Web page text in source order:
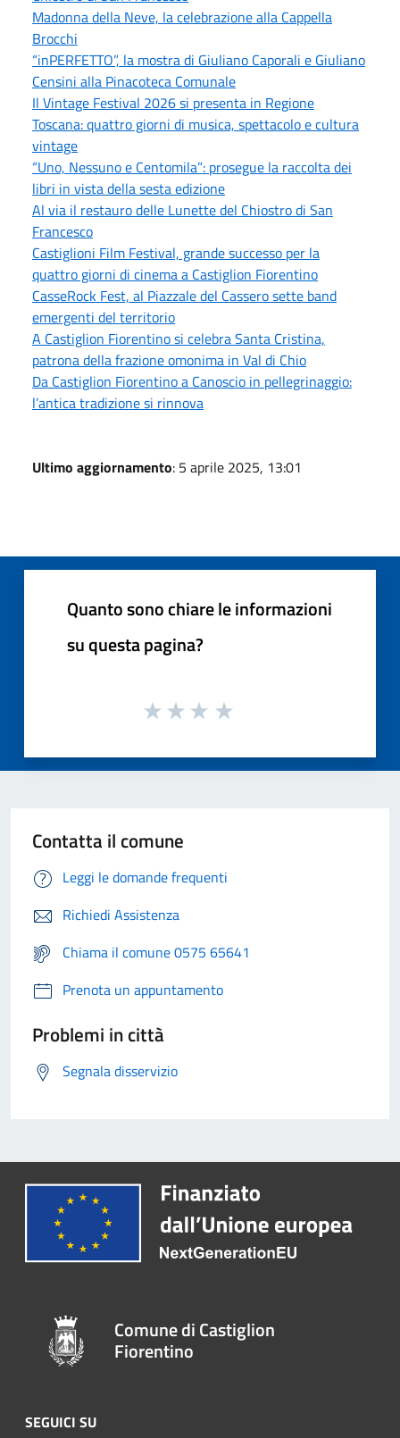
Madonna della Neve, la celebrazione alla Cappella
Brocchi
“inPERFETTO”, la mostra di Giuliano Caporali e Giuliano
Censini alla Pinacoteca Comunale
Il Vintage Festival 2026 si presenta in Regione
Toscana: quattro giorni di musica, spettacolo e cultura
vintage
“Uno, Nessuno e Centomila”: prosegue la raccolta dei
libri in vista della sesta edizione
Al via il restauro delle Lunette del Chiostro di San
Francesco
Castiglioni Film Festival, grande successo per la
quattro giorni di cinema a Castiglion Fiorentino
CasseRock Fest, al Piazzale del Cassero sette band
emergenti del territorio
A Castiglion Fiorentino si celebra Santa Cristina,
patrona della frazione omonima in Val di Chio
Da Castiglion Fiorentino a Canoscio in pellegrinaggio:
l’antica tradizione si rinnova
Ultimo aggiornamento: 5 aprile 2025, 13:01
Quanto sono chiare le informazioni
su questa pagina?
Contatta il comune
Leggi le domande frequenti
Richiedi Assistenza
Chiama il comune 0575 65641
Prenota un appuntamento
Problemi in città
Segnala disservizio
Comune di Castiglion
Fiorentino
SEGUICI SU